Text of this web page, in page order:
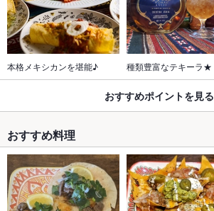
本格メキシカンを堪能♪ 種類豊富なテキーラ★
おすすめポイントを見る
おすすめ料理